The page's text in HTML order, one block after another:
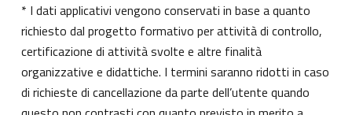
* I dati applicativi vengono conservati in base a quanto
richiesto dal progetto formativo per attività di controllo,
certificazione di attività svolte e altre finalità
organizzative e didattiche. I termini saranno ridotti in caso
di richieste di cancellazione da parte dell’utente quando